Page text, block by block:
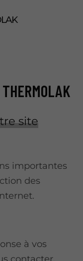
site
importantes
des
à vos